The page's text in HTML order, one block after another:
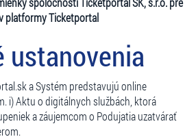
platformy Ticketportal
ustanovenia
a Systém predstavujú online
i) Aktu o digitálnych službách, ktorá
a záujemcom o Podujatia uzatvárať